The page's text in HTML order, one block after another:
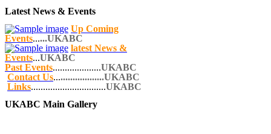
Latest News & Events
Up Coming
Events......UKABC
latest News &
Events...UKABC
Past Events....................UKABC
Contact Us.....................UKABC
Links...............................UKABC
UKABC Main Gallery